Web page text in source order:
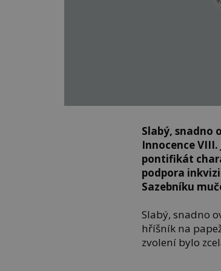
Slabý, snadno
Innocence
pontifikát
podpora
Sazebníku
Slabý, snadno
hříšník na
zvolení bylo